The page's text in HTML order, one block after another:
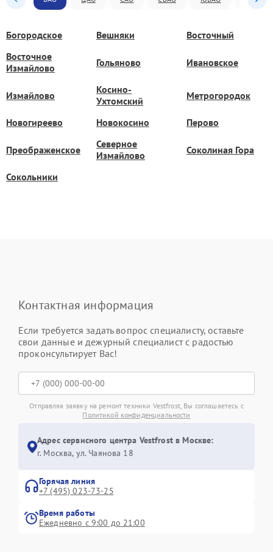
Богородское Вешняки
Восточный
Восточное
Измайлово
Гольяново Ивановское
Измайлово
Косино-
Ухтомский
Метрогородок
Новогиреево Новокосино Перово
Преображенское
Северное
Измайлово
Соколиная Гора
Сокольники
Контактная информация
Если требуется задать вопрос специалисту, оставьте
свои данные и дежурный специалист с радостью
проконсультирует Вас!
Отправляя заявку на ремонт техники Vestfrost, Вы соглашаетесь с
Политикой конфиденциальности
Адрес сервисного центра Vestfrost в Москве:
г. Москва, ул. Чаянова 18
Горячая линия
+7 (495) 023-73-25
Время работы
Ежедневно с 9:00 до 21:00